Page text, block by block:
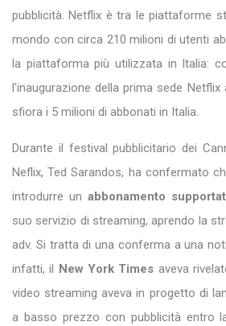
pubblicità. Netflix è tra le piattaforme
mondo con circa 210 milioni di utenti
la piattaforma più utilizzata in Italia:
l'inaugurazione della prima sede
sfiora i 5 milioni di abbonati in Italia.
Durante il festival pubblicitario dei
Neflix, Ted Sarandos, ha confermato
introdurre un abbonamento
suo servizio di streaming, aprendo la
adv. Si tratta di una conferma a una
infatti, il New York Times aveva
video streaming aveva in progetto di
a basso prezzo con pubblicità entro